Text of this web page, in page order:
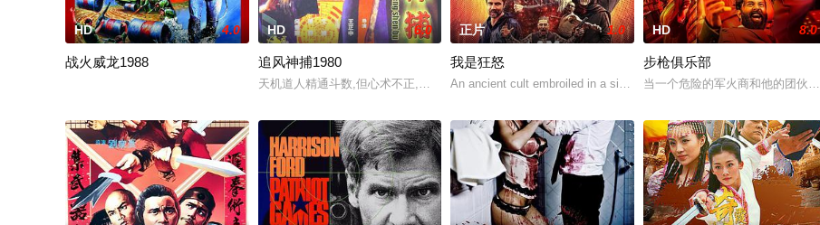
HD 4.0
战火威龙1988
HD 6.0
追风神捕1980
天机道人精通斗数,但心术不正,他刻意制造一个大灾星贺彪,送给对头令琴堂传人容峰居士,阴谋令琴堂派灾祸
正片 1.0
我是狂怒
An ancient cult embroiled in a sinister blood trade makes the
HD 8.0
步枪俱乐部
当一个危险的军火商和他的团伙